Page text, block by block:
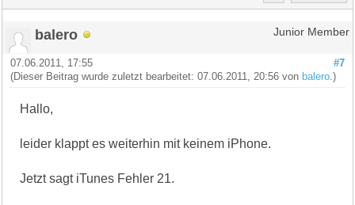
balero Junior Member
#7
07.06.2011, 17:55
(Dieser Beitrag wurde zuletzt bearbeitet: 07.06.2011, 20:56 von balero .)
Hallo,
leider klappt es weiterhin mit keinem iPhone.
Jetzt sagt iTunes Fehler 21.